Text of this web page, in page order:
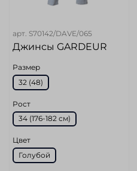
арт. S70142/DAVE/065
Джинсы GARDEUR
Размер
32 (48)
Рост
34 (176-182 см)
Цвет
Голубой